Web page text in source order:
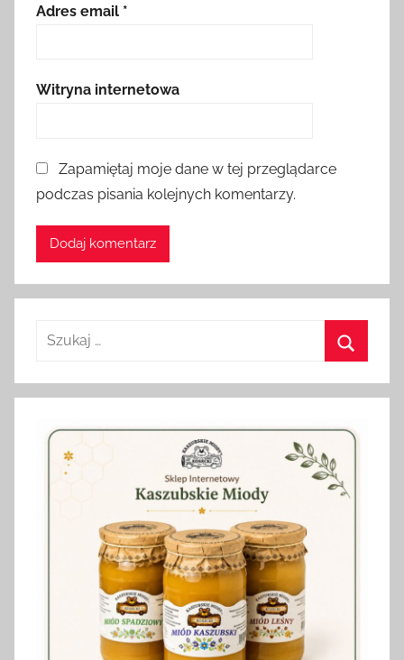
Adres email *
Witryna internetowa
Zapamiętaj moje dane w tej przeglądarce
podczas pisania kolejnych komentarzy.
Szukaj: